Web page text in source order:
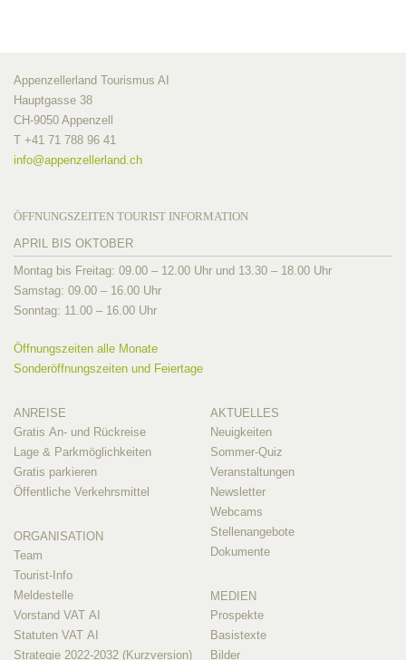
Appenzellerland Tourismus AI
Hauptgasse 38
CH-9050 Appenzell
T +41 71 788 96 41
info@appenzellerland.ch
ÖFFNUNGSZEITEN TOURIST INFORMATION
APRIL BIS OKTOBER
Montag bis Freitag: 09.00 – 12.00 Uhr und 13.30 – 18.00 Uhr
Samstag: 09.00 – 16.00 Uhr
Sonntag: 11.00 – 16.00 Uhr
Öffnungszeiten alle Monate
Sonderöffnungszeiten und Feiertage
ANREISE
Gratis An- und Rückreise
Lage & Parkmöglichkeiten
Gratis parkieren
Öffentliche Verkehrsmittel
ORGANISATION
Team
Tourist-Info
Meldestelle
Vorstand VAT AI
Statuten VAT AI
Strategie 2022-2032 (Kurzversion)
AKTUELLES
Neuigkeiten
Sommer-Quiz
Veranstaltungen
Newsletter
Webcams
Stellenangebote
Dokumente
MEDIEN
Prospekte
Basistexte
Bilder